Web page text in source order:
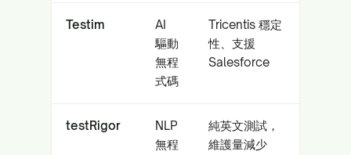
Testim
AI
驅動
無程
式碼
Tricentis 穩定
性、支援
Salesforce
testRigor
NLP
無程
純英文測試，
維護量減少